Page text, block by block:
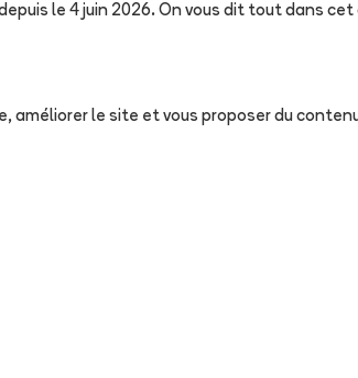
le 4 juin 2026. On vous dit tout dans
améliorer le site et vous proposer du